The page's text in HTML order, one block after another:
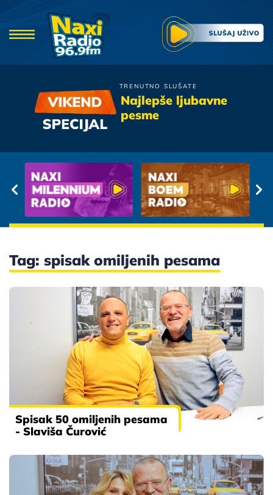
TRENUTNO SLUŠATE
Najlepše ljubavne
pesme
Tony Cetinski
Blago Onom Ko Te Ima
Tag: spisak omiljenih pesama
Spisak 50 omiljenih pesama
- Slaviša Čurović